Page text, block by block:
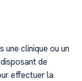
une clinique ou un
de
effectuer la